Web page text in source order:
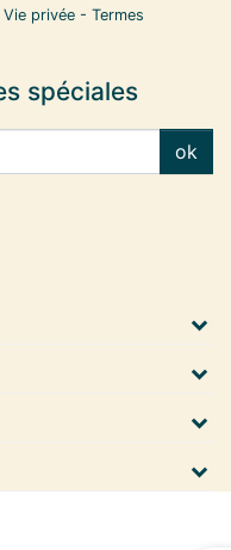
Vie privée - Termes
spéciales
ok